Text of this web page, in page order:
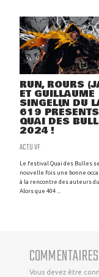
RUN, ROURS
ET GUILLAUME
SINGELIN DU
619
QUAI DES
2024 !
ACTU VF
Le festival Quai des Bulles
nouvelle fois une bonne
à la rencontre des auteurs du
Alors que 404 ...
COMMENTAIRES
Vous devez être